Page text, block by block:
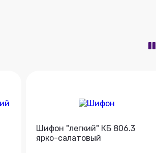
Шифон "легкий" КБ 806.3
ярко-салатовый